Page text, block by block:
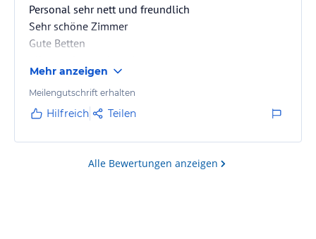
Personal sehr nett und freundlich
Sehr schöne Zimmer
Gute Betten
Beste Lage
Mehr anzeigen
Meilengutschrift erhalten
Hilfreich Teilen
Alle Bewertungen anzeigen